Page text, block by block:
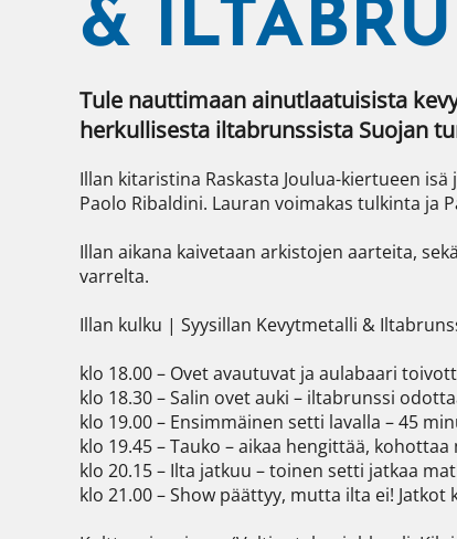
&
Tule nauttimaan ainutlaatuisista
herkullisesta iltabrunssista Suojan
Illan kitaristina Raskasta Joulua-kiertueen
Paolo Ribaldini. Lauran voimakas tulkinta ja
Illan aikana kaivetaan arkistojen aarteita,
varrelta.
Illan kulku | Syysillan Kevytmetalli &
klo 18.00 – Ovet avautuvat ja aulabaari
klo 18.30 – Salin ovet auki – iltabrunssi
klo 19.00 – Ensimmäinen setti lavalla – 45
klo 19.45 – Tauko – aikaa hengittää,
klo 20.15 – Ilta jatkuu – toinen setti jatkaa
klo 21.00 – Show päättyy, mutta ilta ei!